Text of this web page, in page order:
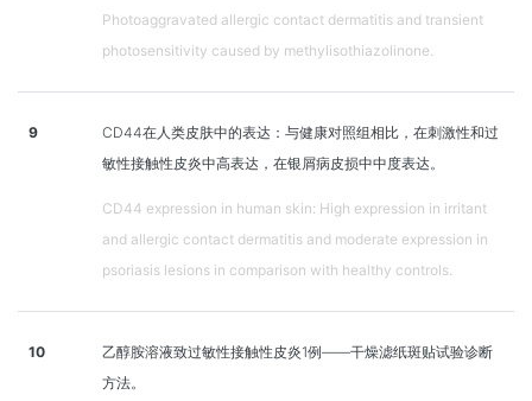
Photoaggravated allergic contact dermatitis and transient
photosensitivity caused by methylisothiazolinone.
9
CD44在人类皮肤中的表达：与健康对照组相比，在刺激性和过
敏性接触性皮炎中高表达，在银屑病皮损中中度表达。
CD44 expression in human skin: High expression in irritant
and allergic contact dermatitis and moderate expression in
psoriasis lesions in comparison with healthy controls.
10
乙醇胺溶液致过敏性接触性皮炎1例——干燥滤纸斑贴试验诊断
方法。